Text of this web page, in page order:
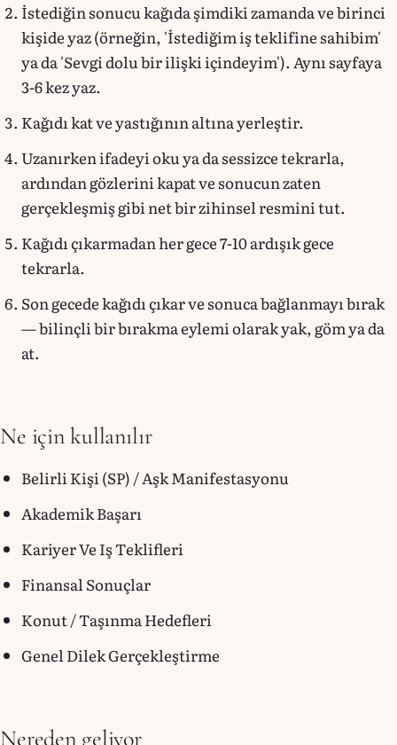
İstediğin sonucu kağıda şimdiki zamanda ve birinci
kişide yaz (örneğin, 'İstediğim iş teklifine sahibim'
ya da 'Sevgi dolu bir ilişki içindeyim'). Aynı sayfaya
3-6 kez yaz.
Kağıdı kat ve yastığının altına yerleştir.
Uzanırken ifadeyi oku ya da sessizce tekrarla,
ardından gözlerini kapat ve sonucun zaten
gerçekleşmiş gibi net bir zihinsel resmini tut.
Kağıdı çıkarmadan her gece 7-10 ardışık gece
tekrarla.
Son gecede kağıdı çıkar ve sonuca bağlanmayı bırak
— bilinçli bir bırakma eylemi olarak yak, göm ya da
at.
Ne için kullanılır
Belirli Kişi (SP) / Aşk Manifestasyonu
Akademik Başarı
Kariyer Ve Iş Teklifleri
Finansal Sonuçlar
Konut / Taşınma Hedefleri
Genel Dilek Gerçekleştirme
Nereden geliyor